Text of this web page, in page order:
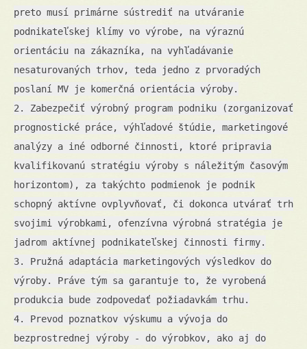
preto musí primárne sústrediť na utváranie
podnikateľskej klímy vo výrobe, na výraznú
orientáciu na zákazníka, na vyhľadávanie
nesaturovaných trhov, teda jedno z prvoradých
poslaní MV je komerčná orientácia výroby.
2. Zabezpečiť výrobný program podniku (zorganizovať
prognostické práce, výhľadové štúdie, marketingové
analýzy a iné odborné činnosti, ktoré pripravia
kvalifikovanú stratégiu výroby s náležitým časovým
horizontom), za takýchto podmienok je podnik
schopný aktívne ovplyvňovať, či dokonca utvárať trh
svojimi výrobkami, ofenzívna výrobná stratégia je
jadrom aktívnej podnikateľskej činnosti firmy.
3. Pružná adaptácia marketingových výsledkov do
výroby. Práve tým sa garantuje to, že vyrobená
produkcia bude zodpovedať požiadavkám trhu.
4. Prevod poznatkov výskumu a vývoja do
bezprostrednej výroby - do výrobkov, ako aj do